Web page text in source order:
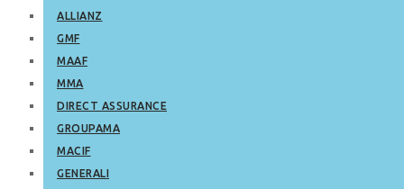
ALLIANZ
GMF
MAAF
MMA
DIRECT ASSURANCE
GROUPAMA
MACIF
GENERALI